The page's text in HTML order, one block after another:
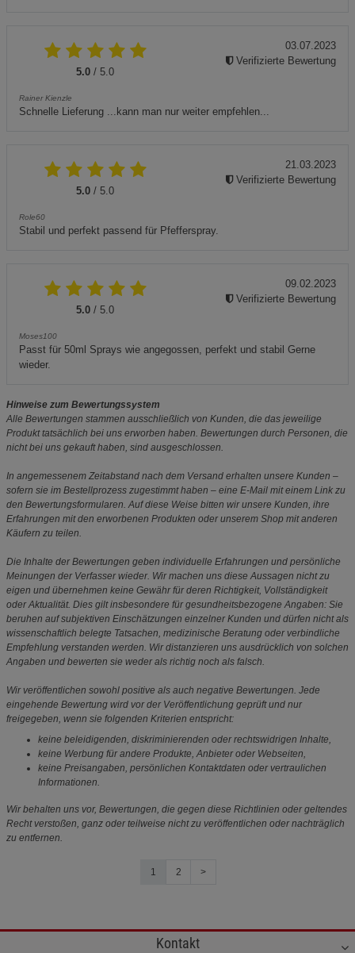
5.0 / 5.0
Rainer Kienzle
Schnelle Lieferung ...kann man nur weiter empfehlen...
03.07.2023
Verifizierte Bewertung
5.0 / 5.0
Role60
Stabil und perfekt passend für Pfefferspray.
21.03.2023
Verifizierte Bewertung
5.0 / 5.0
Moses100
Passt für 50ml Sprays wie angegossen, perfekt und stabil Gerne
wieder.
09.02.2023
Verifizierte Bewertung
Hinweise zum Bewertungssystem
Alle Bewertungen stammen ausschließlich von Kunden, die das jeweilige
Produkt tatsächlich bei uns erworben haben. Bewertungen durch Personen, die
nicht bei uns gekauft haben, sind ausgeschlossen.
In angemessenem Zeitabstand nach dem Versand erhalten unsere Kunden –
sofern sie im Bestellprozess zugestimmt haben – eine E-Mail mit einem Link zu
den Bewertungsformularen. Auf diese Weise bitten wir unsere Kunden, ihre
Erfahrungen mit den erworbenen Produkten oder unserem Shop mit anderen
Käufern zu teilen.
Die Inhalte der Bewertungen geben individuelle Erfahrungen und persönliche
Meinungen der Verfasser wieder. Wir machen uns diese Aussagen nicht zu
eigen und übernehmen keine Gewähr für deren Richtigkeit, Vollständigkeit
oder Aktualität. Dies gilt insbesondere für gesundheitsbezogene Angaben: Sie
beruhen auf subjektiven Einschätzungen einzelner Kunden und dürfen nicht als
wissenschaftlich belegte Tatsachen, medizinische Beratung oder verbindliche
Empfehlung verstanden werden. Wir distanzieren uns ausdrücklich von solchen
Angaben und bewerten sie weder als richtig noch als falsch.
Wir veröffentlichen sowohl positive als auch negative Bewertungen. Jede
eingehende Bewertung wird vor der Veröffentlichung geprüft und nur
freigegeben, wenn sie folgenden Kriterien entspricht:
keine beleidigenden, diskriminierenden oder rechtswidrigen Inhalte,
keine Werbung für andere Produkte, Anbieter oder Webseiten,
keine Preisangaben, persönlichen Kontaktdaten oder vertraulichen
Informationen.
Wir behalten uns vor, Bewertungen, die gegen diese Richtlinien oder geltendes
Recht verstoßen, ganz oder teilweise nicht zu veröffentlichen oder nachträglich
zu entfernen.
1 2 >
Kontakt